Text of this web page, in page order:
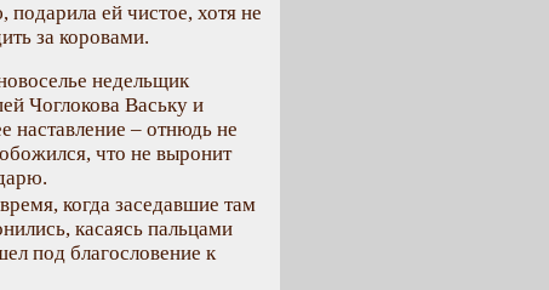
ей чистое, хотя не
за коровами.
недельщик
Чоглокова Ваську и
наставление – отнюдь не
что не выронит
когда заседавшие там
касаясь пальцами
под благословение к